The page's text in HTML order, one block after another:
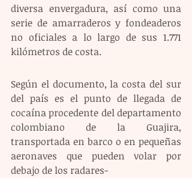
diversa envergadura, así como una
serie de amarraderos y fondeaderos
no oficiales a lo largo de sus 1.771
kilómetros de costa.
Según el documento, la costa del sur
del país es el punto de llegada de
cocaína procedente del departamento
colombiano de la Guajira,
transportada en barco o en pequeñas
aeronaves que pueden volar por
debajo de los radares-